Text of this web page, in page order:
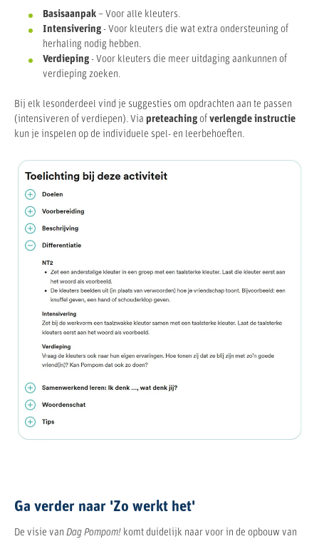
Basisaanpak – Voor alle kleuters.
Intensivering - Voor kleuters die wat extra ondersteuning of
herhaling nodig hebben.
Verdieping - Voor kleuters die meer uitdaging aankunnen of
verdieping zoeken.
Bij elk lesonderdeel vind je suggesties om opdrachten aan te passen
(intensiveren of verdiepen). Via preteaching of verlengde instructie
kun je inspelen op de individuele spel- en leerbehoeften.
Ga verder naar 'Zo werkt het'
De visie van Dag Pompom! komt duidelijk naar voor in de opbouw van